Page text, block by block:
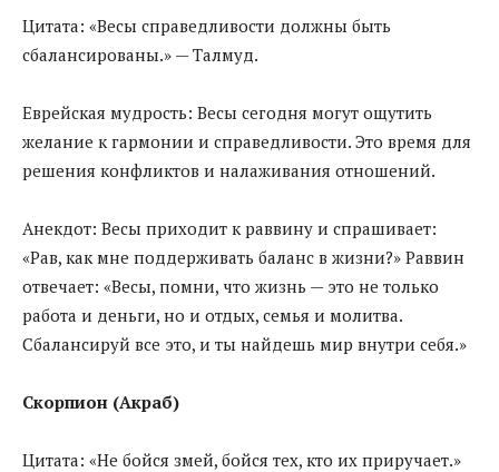
Цитата: «Весы справедливости должны быть
сбалансированы.» — Талмуд.
Еврейская мудрость: Весы сегодня могут ощутить
желание к гармонии и справедливости. Это время для
решения конфликтов и налаживания отношений.
Анекдот: Весы приходит к раввину и спрашивает:
«Рав, как мне поддерживать баланс в жизни?» Раввин
отвечает: «Весы, помни, что жизнь — это не только
работа и деньги, но и отдых, семья и молитва.
Сбалансируй все это, и ты найдешь мир внутри себя.»
Скорпион (Акраб)
Цитата: «Не бойся змей, бойся тех, кто их приручает.»